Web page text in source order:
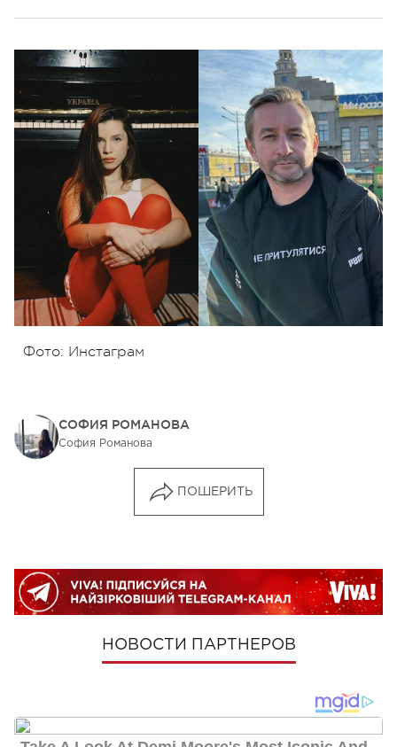
Фото: Инстаграм
СОФИЯ РОМАНОВА
София Романова
ПОШЕРИТЬ
НОВОСТИ ПАРТНЕРОВ